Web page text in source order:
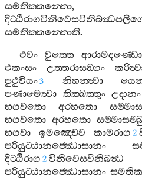
සමතික‍්කන‍්තො
සමතික‍්කන‍්තොති.
එවං
වුත‍්තෙ ආරාමදණ‍්ඩො
එකංසං
උත‍්තරාසඞ‍්ගං
පුථුවියං3 නිහන‍්ත්‍වා
පණාමෙත්‍වා තික‍්ඛත‍්තුං උදානං
භගවතො
අරහතො
භගවතො අරහතො
භගවා
ඉමඤ‍්චෙව කාමරාග 2
පරියුට‍්ඨානජ‍්ඣොසානං
දිට‍්ඨිරාග 2 විනිවෙසවිනිබන්‍ධ
පරියුට‍්ඨානජ‍්ඣොසානං